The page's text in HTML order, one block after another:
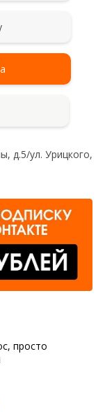
д.5/ул. Урицкого,
просто